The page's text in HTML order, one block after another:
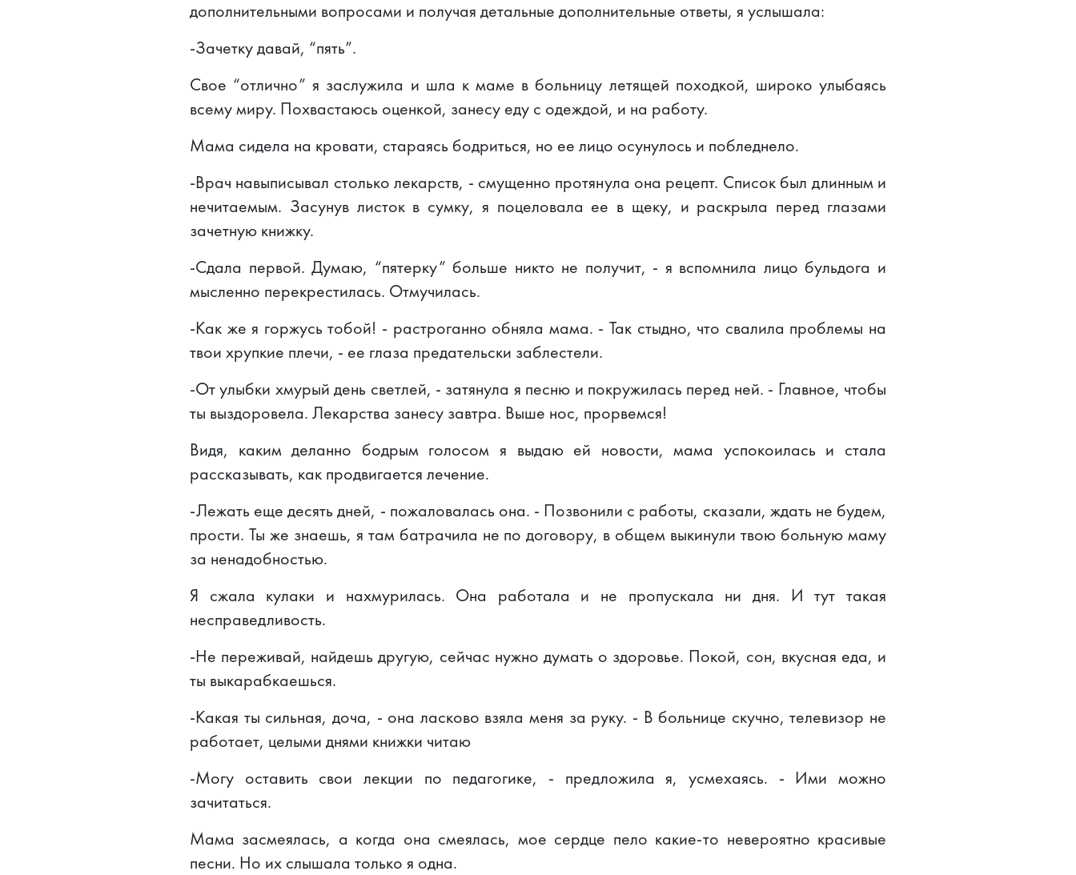
дополнительными вопросами и получая детальные дополнительные ответы, я услышала:
-Зачетку давай, “пять”.
Свое “отлично” я заслужила и шла к маме в больницу летящей походкой, широко улыбаясь
всему миру. Похвастаюсь оценкой, занесу еду с одеждой, и на работу.
Мама сидела на кровати, стараясь бодриться, но ее лицо осунулось и побледнело.
-Врач навыписывал столько лекарств, - смущенно протянула она рецепт. Список был длинным и
нечитаемым. Засунув листок в сумку, я поцеловала ее в щеку, и раскрыла перед глазами
зачетную книжку.
-Сдала первой. Думаю, “пятерку” больше никто не получит, - я вспомнила лицо бульдога и
мысленно перекрестилась. Отмучилась.
-Как же я горжусь тобой! - растроганно обняла мама. - Так стыдно, что свалила проблемы на
твои хрупкие плечи, - ее глаза предательски заблестели.
-От улыбки хмурый день светлей, - затянула я песню и покружилась перед ней. - Главное, чтобы
ты выздоровела. Лекарства занесу завтра. Выше нос, прорвемся!
Видя, каким деланно бодрым голосом я выдаю ей новости, мама успокоилась и стала
рассказывать, как продвигается лечение.
-Лежать еще десять дней, - пожаловалась она. - Позвонили с работы, сказали, ждать не будем,
прости. Ты же знаешь, я там батрачила не по договору, в общем выкинули твою больную маму
за ненадобностью.
Я сжала кулаки и нахмурилась. Она работала и не пропускала ни дня. И тут такая
несправедливость.
-Не переживай, найдешь другую, сейчас нужно думать о здоровье. Покой, сон, вкусная еда, и
ты выкарабкаешься.
-Какая ты сильная, доча, - она ласково взяла меня за руку. - В больнице скучно, телевизор не
работает, целыми днями книжки читаю
-Могу оставить свои лекции по педагогике, - предложила я, усмехаясь. - Ими можно
зачитаться.
Мама засмеялась, а когда она смеялась, мое сердце пело какие-то невероятно красивые
песни. Но их слышала только я одна.